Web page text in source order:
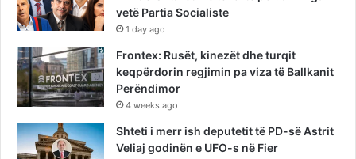
vetë Partia Socialiste
1 day ago
Frontex: Rusët, kinezët dhe turqit
keqpërdorin regjimin pa viza të Ballkanit
Perëndimor
4 weeks ago
Shteti i merr ish deputetit të PD-së Astrit
Veliaj godinën e UFO-s në Fier